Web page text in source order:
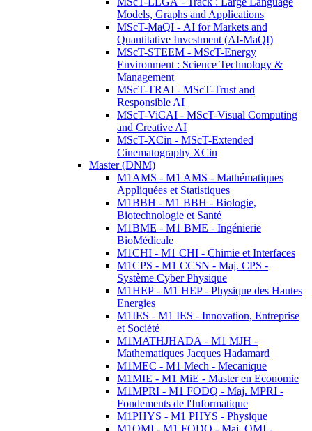
Models, Graphs and Applications
MScT-MaQI - AI for Markets and
Quantitative Investment (AI-MaQI)
MScT-STEEM - MScT-Energy
Environment : Science Technology &
Management
MScT-TRAI - MScT-Trust and
Responsible AI
MScT-ViCAI - MScT-Visual Computing
and Creative AI
MScT-XCin - MScT-Extended
Cinematography XCin
Master (DNM)
M1AMS - M1 AMS - Mathématiques
Appliquées et Statistiques
M1BBH - M1 BBH - Biologie,
Biotechnologie et Santé
M1BME - M1 BME - Ingénierie
BioMédicale
M1CHI - M1 CHI - Chimie et Interfaces
M1CPS - M1 CCSN - Maj. CPS -
Système Cyber Physique
M1HEP - M1 HEP - Physique des Hautes
Energies
M1IES - M1 IES - Innovation, Entreprise
et Société
M1MATHJHADA - M1 MJH -
Mathematiques Jacques Hadamard
M1MEC - M1 Mech - Mecanique
M1MIE - M1 MiE - Master en Economie
M1MPRI - M1 FODQ - Maj. MPRI -
Fondements de l'Informatique
M1PHYS - M1 PHYS - Physique
M1QMI - M1 FODQ - Maj. QMI -